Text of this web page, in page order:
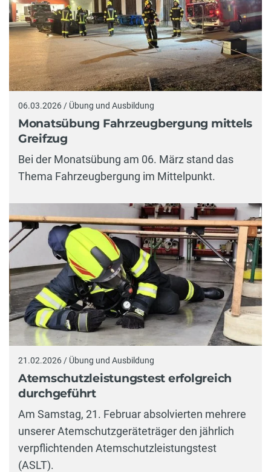
06.03.2026 / Übung und Ausbildung
Monatsübung Fahrzeugbergung mittels
Greifzug
Bei der Monatsübung am 06. März stand das
Thema Fahrzeugbergung im Mittelpunkt.
21.02.2026 / Übung und Ausbildung
Atemschutzleistungstest erfolgreich
durchgeführt
Am Samstag, 21. Februar absolvierten mehrere
unserer Atemschutzgeräteträger den jährlich
verpflichtenden Atemschutzleistungstest
(ASLT).